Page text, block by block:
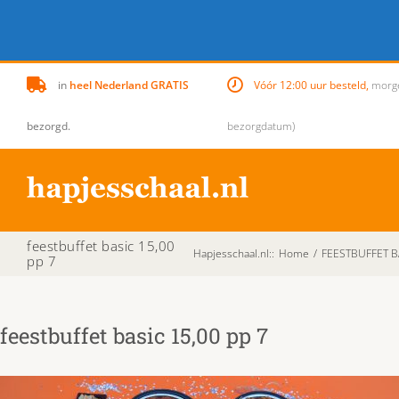
in heel Nederland GRATIS
bezorgd.
Vóór 12:00 uur besteld,
bezorgdatum)
feestbuffet basic 15,00
pp 7
Hapjesschaal.nl:: Home /
feestbuffet basic 15,00 pp 7